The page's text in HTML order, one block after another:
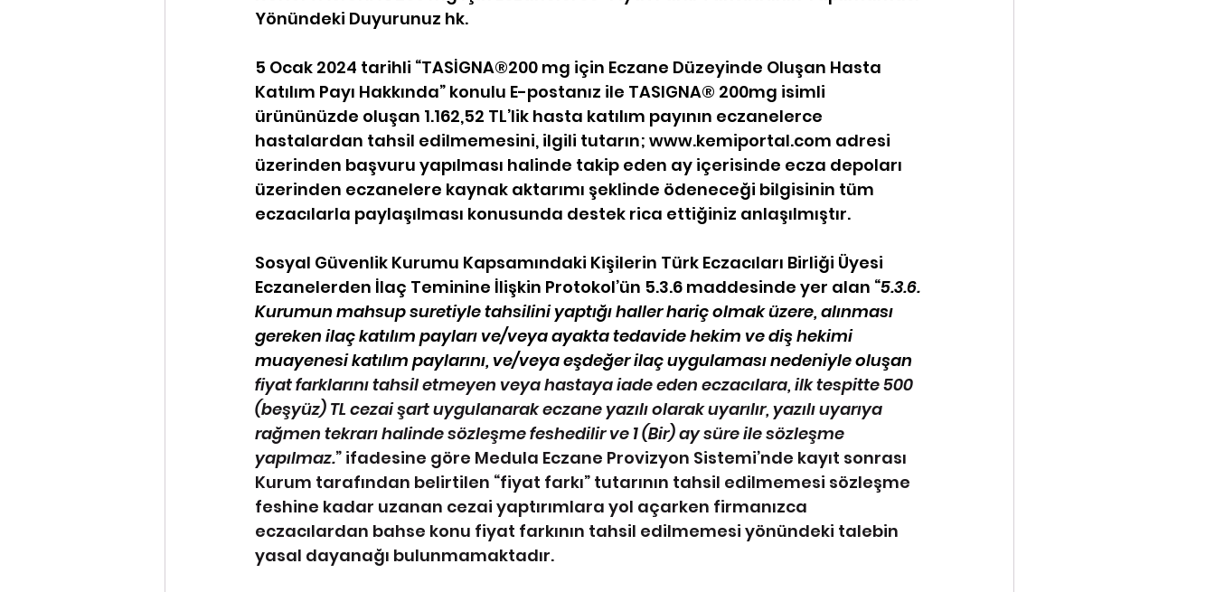
Yönündeki Duyurunuz hk.
5 Ocak 2024 tarihli “TASİGNA®200 mg için Eczane Düzeyinde Oluşan Hasta
Katılım Payı Hakkında” konulu E-postanız ile TASIGNA® 200mg isimli
ürününüzde oluşan 1.162,52 TL’lik hasta katılım payının eczanelerce
hastalardan tahsil edilmemesini, ilgili tutarın; www.kemiportal.com adresi
üzerinden başvuru yapılması halinde takip eden ay içerisinde ecza depoları
üzerinden eczanelere kaynak aktarımı şeklinde ödeneceği bilgisinin tüm
eczacılarla paylaşılması konusunda destek rica ettiğiniz anlaşılmıştır.
Sosyal Güvenlik Kurumu Kapsamındaki Kişilerin Türk Eczacıları Birliği Üyesi
Eczanelerden İlaç Teminine İlişkin Protokol’ün 5.3.6 maddesinde yer alan “5.3.6.
Kurumun mahsup suretiyle tahsilini yaptığı haller hariç olmak üzere, alınması
gereken ilaç katılım payları ve/veya ayakta tedavide hekim ve diş hekimi
muayenesi katılım paylarını, ve/veya eşdeğer ilaç uygulaması nedeniyle oluşan
fiyat farklarını tahsil etmeyen veya hastaya iade eden eczacılara, ilk tespitte 500
(beşyüz) TL cezai şart uygulanarak eczane yazılı olarak uyarılır, yazılı uyarıya
rağmen tekrarı halinde sözleşme feshedilir ve 1 (Bir) ay süre ile sözleşme
yapılmaz.” ifadesine göre Medula Eczane Provizyon Sistemi’nde kayıt sonrası
Kurum tarafından belirtilen “fiyat farkı” tutarının tahsil edilmemesi sözleşme
feshine kadar uzanan cezai yaptırımlara yol açarken firmanızca
eczacılardan bahse konu fiyat farkının tahsil edilmemesi yönündeki talebin
yasal dayanağı bulunmamaktadır.